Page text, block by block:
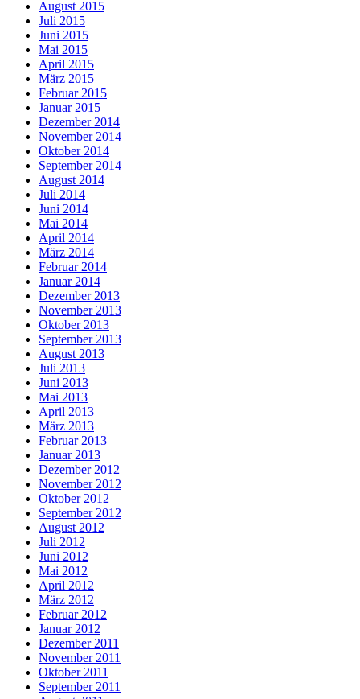
August 2015
Juli 2015
Juni 2015
Mai 2015
April 2015
März 2015
Februar 2015
Januar 2015
Dezember 2014
November 2014
Oktober 2014
September 2014
August 2014
Juli 2014
Juni 2014
Mai 2014
April 2014
März 2014
Februar 2014
Januar 2014
Dezember 2013
November 2013
Oktober 2013
September 2013
August 2013
Juli 2013
Juni 2013
Mai 2013
April 2013
März 2013
Februar 2013
Januar 2013
Dezember 2012
November 2012
Oktober 2012
September 2012
August 2012
Juli 2012
Juni 2012
Mai 2012
April 2012
März 2012
Februar 2012
Januar 2012
Dezember 2011
November 2011
Oktober 2011
September 2011